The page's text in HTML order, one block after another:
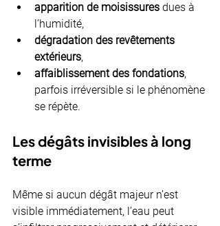
apparition de moisissures dues à
l’humidité,
dégradation des revêtements
extérieurs,
affaiblissement des fondations,
parfois irréversible si le phénomène
se répète.
Les dégâts invisibles à long
terme
Même si aucun dégât majeur n’est
visible immédiatement, l’eau peut